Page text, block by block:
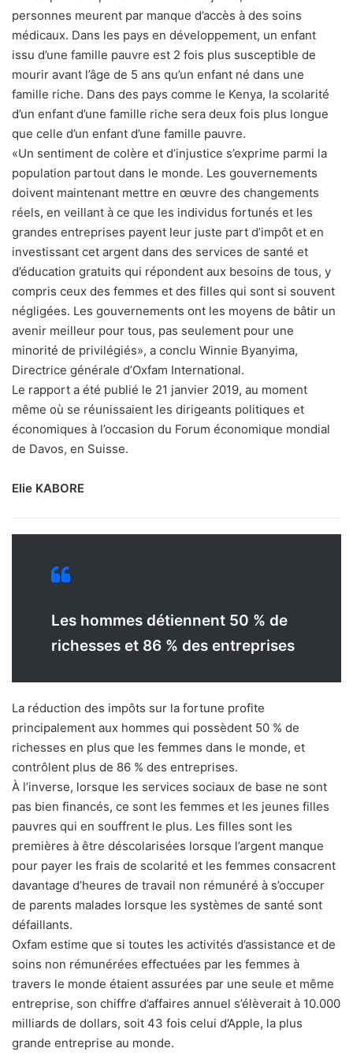
personnes meurent par manque d’accès à des soins
médicaux. Dans les pays en développement, un enfant
issu d’une famille pauvre est 2 fois plus susceptible de
mourir avant l’âge de 5 ans qu’un enfant né dans une
famille riche. Dans des pays comme le Kenya, la scolarité
d’un enfant d’une famille riche sera deux fois plus longue
que celle d’un enfant d’une famille pauvre.
«Un sentiment de colère et d’injustice s’exprime parmi la
population partout dans le monde. Les gouvernements
doivent maintenant mettre en œuvre des changements
réels, en veillant à ce que les individus fortunés et les
grandes entreprises payent leur juste part d’impôt et en
investissant cet argent dans des services de santé et
d’éducation gratuits qui répondent aux besoins de tous, y
compris ceux des femmes et des filles qui sont si souvent
négligées. Les gouvernements ont les moyens de bâtir un
avenir meilleur pour tous, pas seulement pour une
minorité de privilégiés», a conclu Winnie Byanyima,
Directrice générale d’Oxfam International.
Le rapport a été publié le 21 janvier 2019, au moment
même où se réunissaient les dirigeants politiques et
économiques à l’occasion du Forum économique mondial
de Davos, en Suisse.
Elie KABORE
Les hommes détiennent 50 % de
richesses et 86 % des entreprises
La réduction des impôts sur la fortune profite
principalement aux hommes qui possèdent 50 % de
richesses en plus que les femmes dans le monde, et
contrôlent plus de 86 % des entreprises.
À l’inverse, lorsque les services sociaux de base ne sont
pas bien financés, ce sont les femmes et les jeunes filles
pauvres qui en souffrent le plus. Les filles sont les
premières à être déscolarisées lorsque l’argent manque
pour payer les frais de scolarité et les femmes consacrent
davantage d’heures de travail non rémunéré à s’occuper
de parents malades lorsque les systèmes de santé sont
défaillants.
Oxfam estime que si toutes les activités d’assistance et de
soins non rémunérées effectuées par les femmes à
travers le monde étaient assurées par une seule et même
entreprise, son chiffre d’affaires annuel s’élèverait à 10.000
milliards de dollars, soit 43 fois celui d’Apple, la plus
grande entreprise au monde.